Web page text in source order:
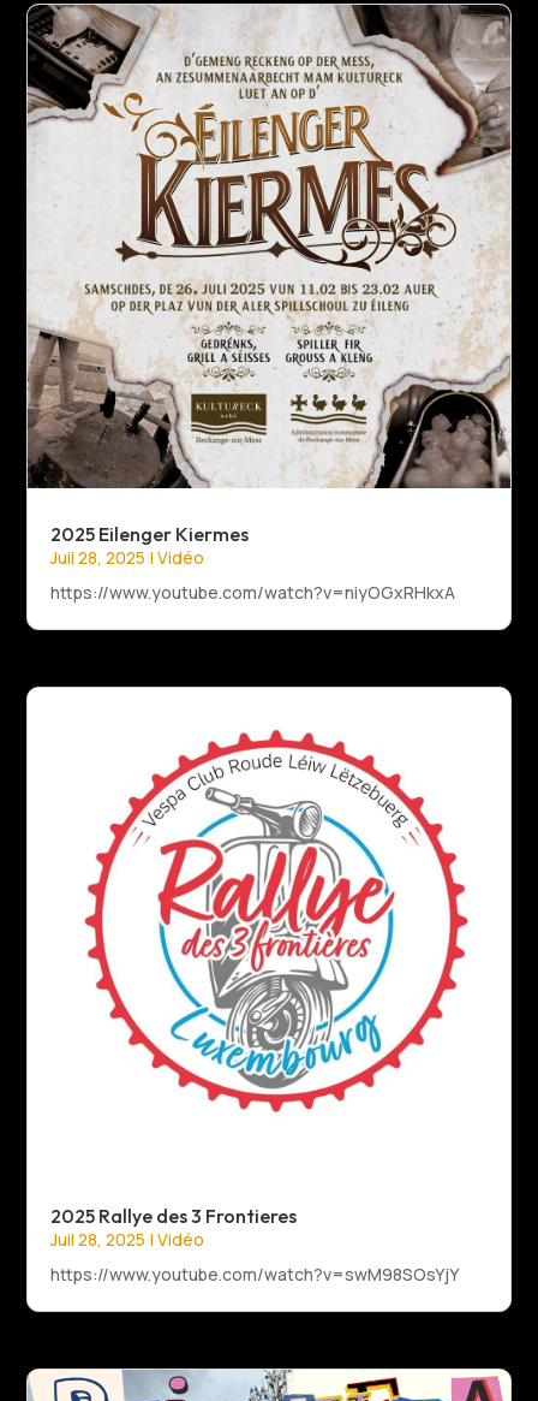
2025 Eilenger Kiermes
Juil 28, 2025 |Vidéo
https://www.youtube.com/watch?v=niyOGxRHkxA
2025 Rallye des 3 Frontieres
Juil 28, 2025 |Vidéo
https://www.youtube.com/watch?v=swM98SOsYjY